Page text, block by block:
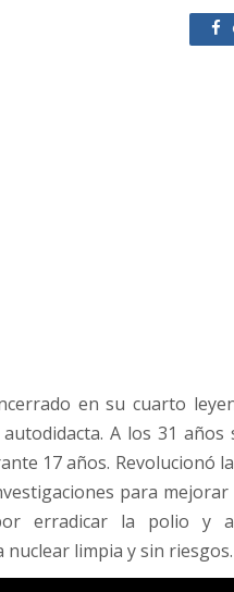
en su cuarto
A los 31 años
17 años. Revolucionó
para
erradicar la polio y
limpia y sin riesgos.